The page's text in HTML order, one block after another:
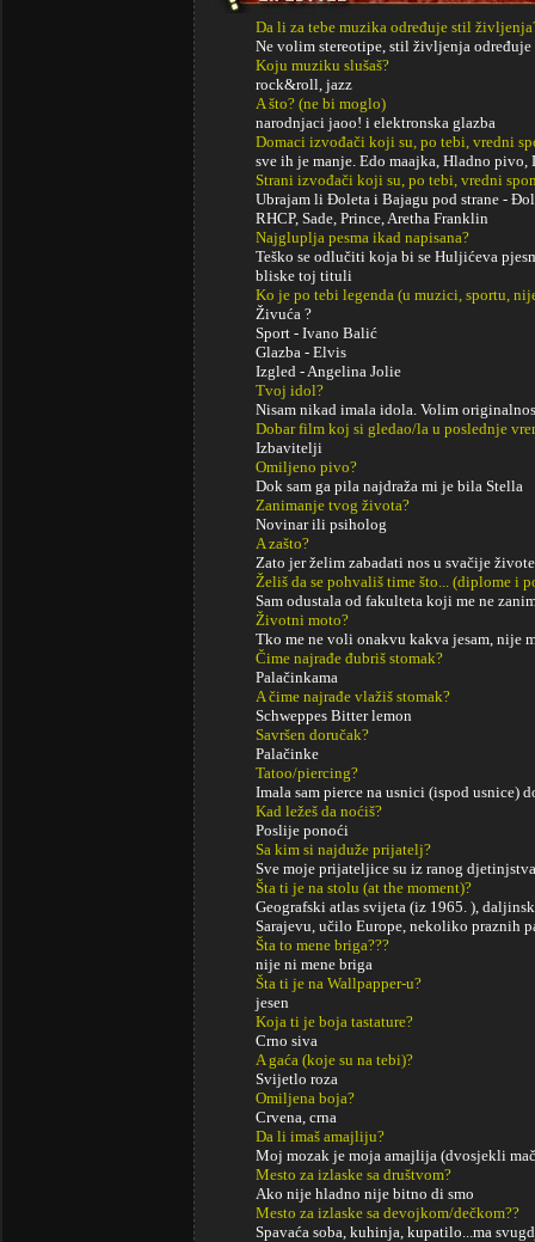
Da li za tebe muzika određuje stil
Ne volim stereotipe, stil življenja određuje
Koju muziku slušaš?
rock&roll, jazz
A što? (ne bi moglo)
narodnjaci jaoo! i elektronska glazba
Domaci izvođači koji su, po tebi, vredni
sve ih je manje. Edo maajka, Hladno
Strani izvođači koji su, po tebi, vredni
Ubrajam li Đoleta i Bajagu pod strane -
RHCP, Sade, Prince, Aretha Franklin
Najgluplja pesma ikad napisana?
Teško se odlučiti koja bi se Huljićeva
bliske toj tituli
Ko je po tebi legenda (u muzici, sportu,
Živuća ?
Sport - Ivano Balić
Glazba - Elvis
Izgled - Angelina Jolie
Tvoj idol?
Nisam nikad imala idola. Volim
Dobar film koj si gledao/la u poslednje
Izbavitelji
Omiljeno pivo?
Dok sam ga pila najdraža mi je bila Stella
Zanimanje tvog života?
Novinar ili psiholog
A zašto?
Zato jer želim zabadati nos u svačije živote
Želiš da se pohvališ time što... (diplome i
Sam odustala od fakulteta koji me ne
Životni moto?
Tko me ne voli onakvu kakva jesam, nije
Čime najrađe đubriš stomak?
Palačinkama
A čime najrađe vlažiš stomak?
Schweppes Bitter lemon
Savršen doručak?
Palačinke
Tatoo/piercing?
Imala sam pierce na usnici (ispod usnice)
Kad ležeš da noćiš?
Poslije ponoći
Sa kim si najduže prijatelj?
Sve moje prijateljice su iz ranog
Šta ti je na stolu (at the moment)?
Geografski atlas svijeta (iz 1965. ),
Sarajevu, učilo Europe, nekoliko praznih
Šta to mene briga???
nije ni mene briga
Šta ti je na Wallpapper-u?
jesen
Koja ti je boja tastature?
Crno siva
A gaća (koje su na tebi)?
Svijetlo roza
Omiljena boja?
Crvena, crna
Da li imaš amajliju?
Moj mozak je moja amajlija (dvosjekli
Mesto za izlaske sa društvom?
Ako nije hladno nije bitno di smo
Mesto za izlaske sa devojkom/dečkom??
Spavaća soba, kuhinja, kupatilo...ma